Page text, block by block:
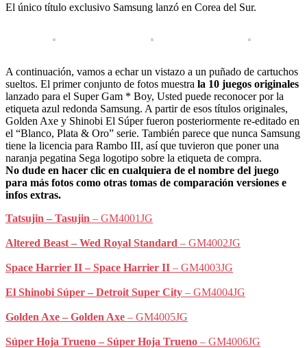
El único título exclusivo Samsung lanzó en Corea del Sur.
A continuación, vamos a echar un vistazo a un puñado de cartuchos
sueltos. El primer conjunto de fotos muestra la 10 juegos originales
lanzado para el Super Gam * Boy, Usted puede reconocer por la
etiqueta azul redonda Samsung. A partir de esos títulos originales,
Golden Axe y Shinobi El Súper fueron posteriormente re-editado en
el “Blanco, Plata & Oro” serie. También parece que nunca Samsung
tiene la licencia para Rambo III, así que tuvieron que poner una
naranja pegatina Sega logotipo sobre la etiqueta de compra.
No dude en hacer clic en cualquiera de el nombre del juego
para más fotos como otras tomas de comparación versiones e
infos extras.
Tatsujin – Tasujin – GM4001JG
Altered Beast – Wed Royal Standard – GM4002JG
Space Harrier II – Space Harrier II – GM4003JG
El Shinobi Súper – Detroit Super City – GM4004JG
Golden Axe – Golden Axe – GM4005JG
Súper Hoja Trueno – Súper Hoja Trueno – GM4006JG